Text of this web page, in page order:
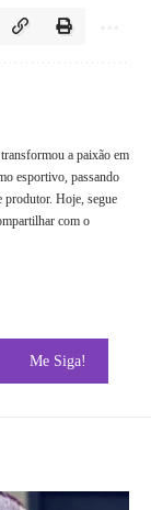
a paixão em
esportivo, passando
produtor. Hoje, segue
com o
Me Siga!